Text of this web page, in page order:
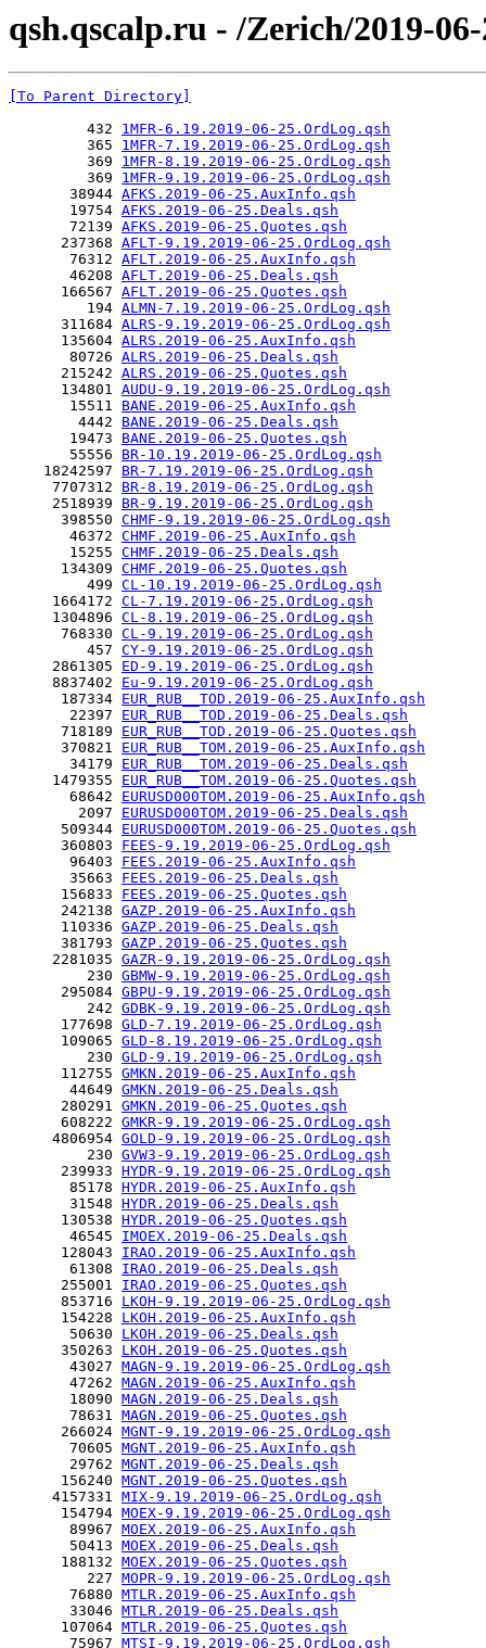
qsh.qscalp.ru - /Zerich/2019-
[To Parent Directory]
         432
1MFR-6.19.2019-06-25.OrdLog.qsh
         365
1MFR-7.19.2019-06-25.OrdLog.qsh
         369
1MFR-8.19.2019-06-25.OrdLog.qsh
         369
1MFR-9.19.2019-06-25.OrdLog.qsh
       38944
AFKS.2019-06-25.AuxInfo.qsh
       19754
AFKS.2019-06-25.Deals.qsh
       72139
AFKS.2019-06-25.Quotes.qsh
      237368
AFLT-9.19.2019-06-25.OrdLog.qsh
       76312
AFLT.2019-06-25.AuxInfo.qsh
       46208
AFLT.2019-06-25.Deals.qsh
      166567
AFLT.2019-06-25.Quotes.qsh
         194
ALMN-7.19.2019-06-25.OrdLog.qsh
      311684
ALRS-9.19.2019-06-25.OrdLog.qsh
      135604
ALRS.2019-06-25.AuxInfo.qsh
       80726
ALRS.2019-06-25.Deals.qsh
      215242
ALRS.2019-06-25.Quotes.qsh
      134801
AUDU-9.19.2019-06-25.OrdLog.qsh
       15511
BANE.2019-06-25.AuxInfo.qsh
        4442
BANE.2019-06-25.Deals.qsh
       19473
BANE.2019-06-25.Quotes.qsh
       55556
BR-10.19.2019-06-25.OrdLog.qsh
    18242597
BR-7.19.2019-06-25.OrdLog.qsh
     7707312
BR-8.19.2019-06-25.OrdLog.qsh
     2518939
BR-9.19.2019-06-25.OrdLog.qsh
      398550
CHMF-9.19.2019-06-25.OrdLog.qsh
       46372
CHMF.2019-06-25.AuxInfo.qsh
       15255
CHMF.2019-06-25.Deals.qsh
      134309
CHMF.2019-06-25.Quotes.qsh
         499
CL-10.19.2019-06-25.OrdLog.qsh
     1664172
CL-7.19.2019-06-25.OrdLog.qsh
     1304896
CL-8.19.2019-06-25.OrdLog.qsh
      768330
CL-9.19.2019-06-25.OrdLog.qsh
         457
CY-9.19.2019-06-25.OrdLog.qsh
     2861305
ED-9.19.2019-06-25.OrdLog.qsh
     8837402
Eu-9.19.2019-06-25.OrdLog.qsh
      187334
EUR_RUB__TOD.2019-06-25.AuxInfo.qsh
       22397
EUR_RUB__TOD.2019-06-25.Deals.qsh
      718189
EUR_RUB__TOD.2019-06-25.Quotes.qsh
      370821
EUR_RUB__TOM.2019-06-25.AuxInfo.qsh
       34179
EUR_RUB__TOM.2019-06-25.Deals.qsh
     1479355
EUR_RUB__TOM.2019-06-25.Quotes.qsh
       68642
EURUSD000TOM.2019-06-25.AuxInfo.qsh
        2097
EURUSD000TOM.2019-06-25.Deals.qsh
      509344
EURUSD000TOM.2019-06-25.Quotes.qsh
      360803
FEES-9.19.2019-06-25.OrdLog.qsh
       96403
FEES.2019-06-25.AuxInfo.qsh
       35663
FEES.2019-06-25.Deals.qsh
      156833
FEES.2019-06-25.Quotes.qsh
      242138
GAZP.2019-06-25.AuxInfo.qsh
      110336
GAZP.2019-06-25.Deals.qsh
      381793
GAZP.2019-06-25.Quotes.qsh
     2281035
GAZR-9.19.2019-06-25.OrdLog.qsh
         230
GBMW-9.19.2019-06-25.OrdLog.qsh
      295084
GBPU-9.19.2019-06-25.OrdLog.qsh
         242
GDBK-9.19.2019-06-25.OrdLog.qsh
      177698
GLD-7.19.2019-06-25.OrdLog.qsh
      109065
GLD-8.19.2019-06-25.OrdLog.qsh
         230
GLD-9.19.2019-06-25.OrdLog.qsh
      112755
GMKN.2019-06-25.AuxInfo.qsh
       44649
GMKN.2019-06-25.Deals.qsh
      280291
GMKN.2019-06-25.Quotes.qsh
      608222
GMKR-9.19.2019-06-25.OrdLog.qsh
     4806954
GOLD-9.19.2019-06-25.OrdLog.qsh
         230
GVW3-9.19.2019-06-25.OrdLog.qsh
      239933
HYDR-9.19.2019-06-25.OrdLog.qsh
       85178
HYDR.2019-06-25.AuxInfo.qsh
       31548
HYDR.2019-06-25.Deals.qsh
      130538
HYDR.2019-06-25.Quotes.qsh
       46545
IMOEX.2019-06-25.Deals.qsh
      128043
IRAO.2019-06-25.AuxInfo.qsh
       61308
IRAO.2019-06-25.Deals.qsh
      255001
IRAO.2019-06-25.Quotes.qsh
      853716
LKOH-9.19.2019-06-25.OrdLog.qsh
      154228
LKOH.2019-06-25.AuxInfo.qsh
       50630
LKOH.2019-06-25.Deals.qsh
      350263
LKOH.2019-06-25.Quotes.qsh
       43027
MAGN-9.19.2019-06-25.OrdLog.qsh
       47262
MAGN.2019-06-25.AuxInfo.qsh
       18090
MAGN.2019-06-25.Deals.qsh
       78631
MAGN.2019-06-25.Quotes.qsh
      266024
MGNT-9.19.2019-06-25.OrdLog.qsh
       70605
MGNT.2019-06-25.AuxInfo.qsh
       29762
MGNT.2019-06-25.Deals.qsh
      156240
MGNT.2019-06-25.Quotes.qsh
     4157331
MIX-9.19.2019-06-25.OrdLog.qsh
      154794
MOEX-9.19.2019-06-25.OrdLog.qsh
       89967
MOEX.2019-06-25.AuxInfo.qsh
       50413
MOEX.2019-06-25.Deals.qsh
      188132
MOEX.2019-06-25.Quotes.qsh
         227
MOPR-9.19.2019-06-25.OrdLog.qsh
       76880
MTLR.2019-06-25.AuxInfo.qsh
       33046
MTLR.2019-06-25.Deals.qsh
      107064
MTLR.2019-06-25.Quotes.qsh
       75967
MTSI-9.19.2019-06-25.OrdLog.qsh